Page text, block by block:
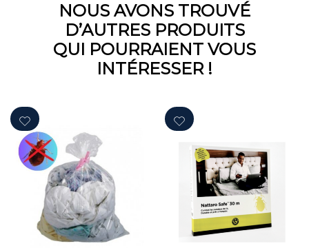
NOUS AVONS TROUVÉ
D’AUTRES PRODUITS
QUI POURRAIENT VOUS
INTÉRESSER !